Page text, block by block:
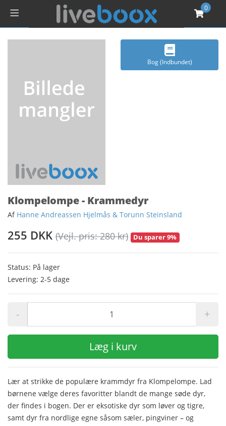
0
Bog (Indbundet)
Klompelompe - Krammedyr
Af Hanne Andreassen Hjelmås & Torunn Steinsland
255 DKK (Vejl. pris: 280 kr) Du sparer 9%
Status: På lager
Levering: 2-5 dage
- +
Læg i kurv
Lær at strikke de populære krammdyr fra Klompelompe. Lad
børnene vælge deres favoritter blandt de mange søde dyr,
der findes i bogen. Der er eksotiske dyr som løver og tigre,
samt dyr fra nordlige egne såsom sæler, pingviner – og